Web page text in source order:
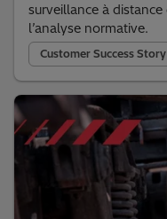
surveillance à
l’analyse normative.
Customer Success Story